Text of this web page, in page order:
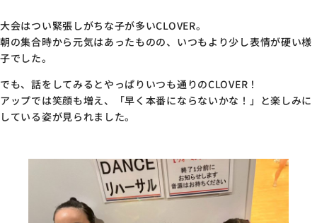
大会はつい緊張しがちな子が多いCLOVER。
朝の集合時から元気はあったものの、いつもより少し表情が硬い様
子でした。
でも、話をしてみるとやっぱりいつも通りのCLOVER！
アップでは笑顔も増え、「早く本番にならないかな！」と楽しみに
している姿が見られました。